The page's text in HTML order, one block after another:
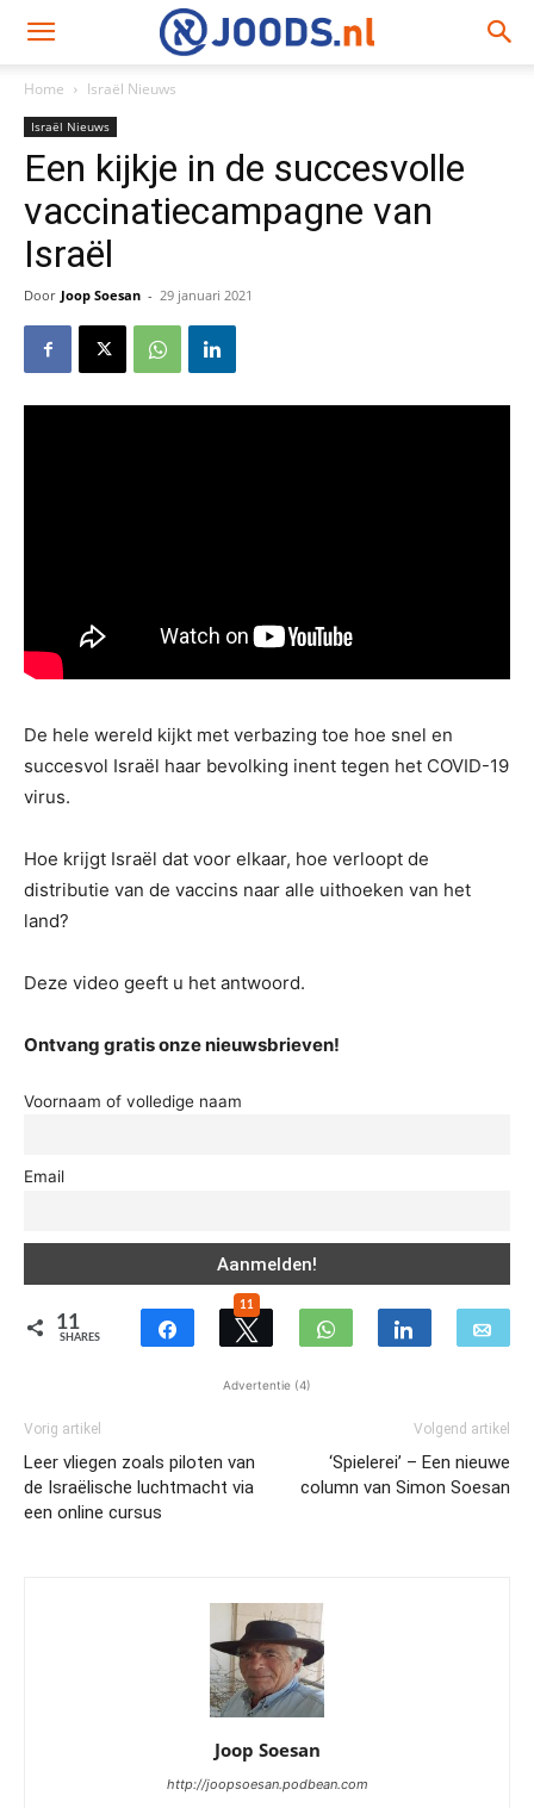
Home Israël Nieuws
Israël Nieuws
Een kijkje in de succesvolle
vaccinatiecampagne van
Israël
Door Joop Soesan - 29 januari 2021
De hele wereld kijkt met verbazing toe hoe snel en
succesvol Israël haar bevolking inent tegen het COVID-19
virus.
Hoe krijgt Israël dat voor elkaar, hoe verloopt de
distributie van de vaccins naar alle uithoeken van het
land?
Deze video geeft u het antwoord.
Ontvang gratis onze nieuwsbrieven!
Voornaam of volledige naam
Email
11
SHARES
11
Advertentie (4)
Vorig artikel
Leer vliegen zoals piloten van
de Israëlische luchtmacht via
een online cursus
Volgend artikel
‘Spielerei’ – Een nieuwe
column van Simon Soesan
Joop Soesan
http://joopsoesan.podbean.com